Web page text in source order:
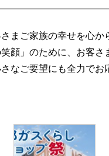
まご家族の幸せを心か
顔」のために、お客さ
なご要望にも全力でお